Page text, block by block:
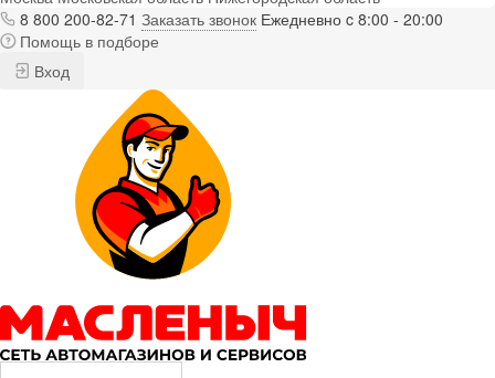
8 800 200-82-71 Заказать звонок Ежедневно c 8:00 - 20:00
Помощь в подборе
Вход